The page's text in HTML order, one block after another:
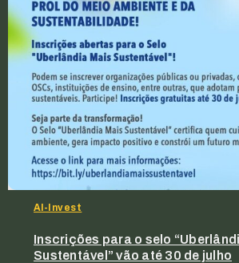
Al-Invest
Inscrições para o selo
Sustentável” vão até 30 de julho